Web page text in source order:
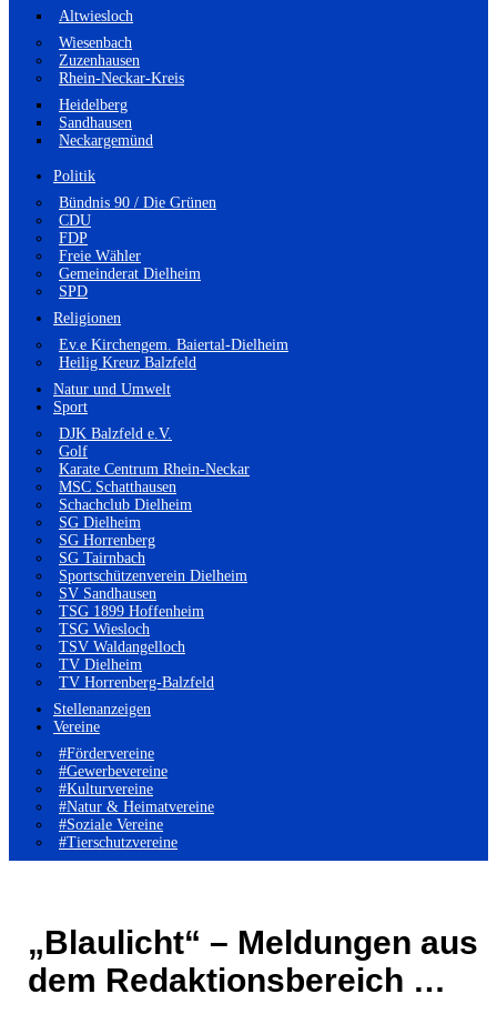
Altwiesloch
Wiesenbach
Zuzenhausen
Rhein-Neckar-Kreis
Heidelberg
Sandhausen
Neckargemünd
Politik
Bündnis 90 / Die Grünen
CDU
FDP
Freie Wähler
Gemeinderat Dielheim
SPD
Religionen
Ev.e Kirchengem. Baiertal-Dielheim
Heilig Kreuz Balzfeld
Natur und Umwelt
Sport
DJK Balzfeld e.V.
Golf
Karate Centrum Rhein-Neckar
MSC Schatthausen
Schachclub Dielheim
SG Dielheim
SG Horrenberg
SG Tairnbach
Sportschützenverein Dielheim
SV Sandhausen
TSG 1899 Hoffenheim
TSG Wiesloch
TSV Waldangelloch
TV Dielheim
TV Horrenberg-Balzfeld
Stellenanzeigen
Vereine
#Fördervereine
#Gewerbevereine
#Kulturvereine
#Natur & Heimatvereine
#Soziale Vereine
#Tierschutzvereine
„Blaulicht“ – Meldungen aus
dem Redaktionsbereich …